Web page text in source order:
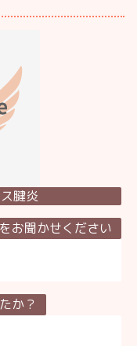
腱炎
お聞かせください
か？